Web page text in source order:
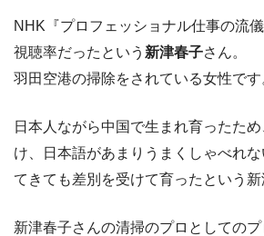
NHK『プロフェッショナル仕事の流
視聴率だったという 新津春子さん。
羽田空港の掃除をされている女性です
日本人ながら中国で生まれ育ったた
け、日本語があまりうまくしゃべれ
てきても差別を受けて育ったという新
新津春子さんの清掃のプロとしての